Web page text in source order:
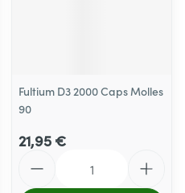
Fultium D3 2000 Caps Molles
90
21,95 €